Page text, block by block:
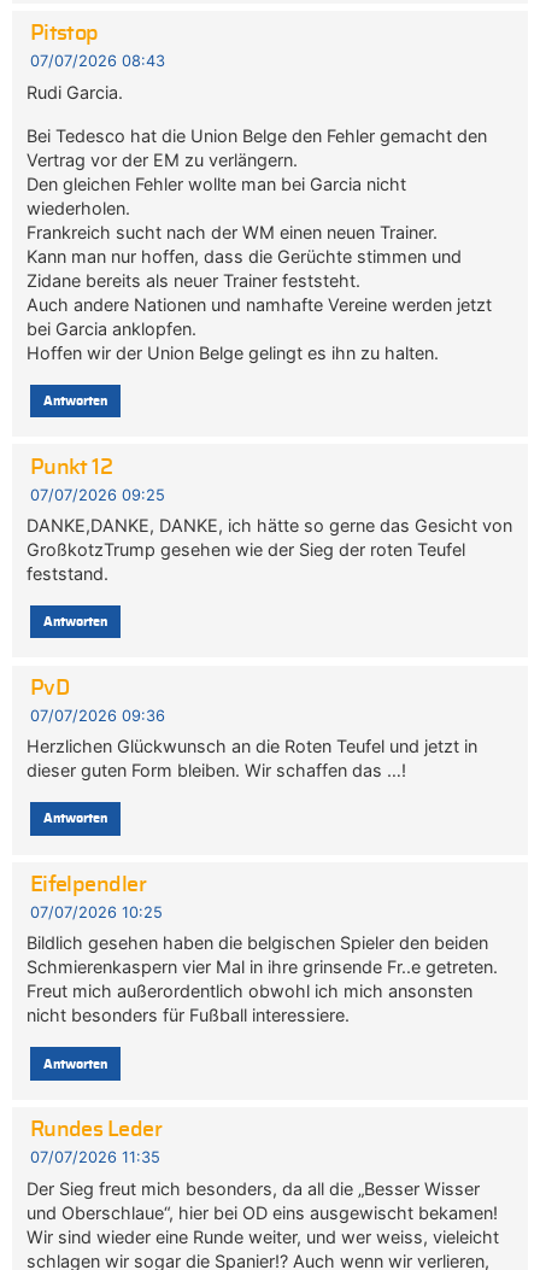
Pitstop
07/07/2026 08:43
Rudi Garcia.
Bei Tedesco hat die Union Belge den Fehler gemacht den
Vertrag vor der EM zu verlängern.
Den gleichen Fehler wollte man bei Garcia nicht
wiederholen.
Frankreich sucht nach der WM einen neuen Trainer.
Kann man nur hoffen, dass die Gerüchte stimmen und
Zidane bereits als neuer Trainer feststeht.
Auch andere Nationen und namhafte Vereine werden jetzt
bei Garcia anklopfen.
Hoffen wir der Union Belge gelingt es ihn zu halten.
Antworten
Punkt 12
07/07/2026 09:25
DANKE,DANKE, DANKE, ich hätte so gerne das Gesicht von
GroßkotzTrump gesehen wie der Sieg der roten Teufel
feststand.
Antworten
PvD
07/07/2026 09:36
Herzlichen Glückwunsch an die Roten Teufel und jetzt in
dieser guten Form bleiben. Wir schaffen das …!
Antworten
Eifelpendler
07/07/2026 10:25
Bildlich gesehen haben die belgischen Spieler den beiden
Schmierenkaspern vier Mal in ihre grinsende Fr..e getreten.
Freut mich außerordentlich obwohl ich mich ansonsten
nicht besonders für Fußball interessiere.
Antworten
Rundes Leder
07/07/2026 11:35
Der Sieg freut mich besonders, da all die „Besser Wisser
und Oberschlaue“, hier bei OD eins ausgewischt bekamen!
Wir sind wieder eine Runde weiter, und wer weiss, vieleicht
schlagen wir sogar die Spanier!? Auch wenn wir verlieren,